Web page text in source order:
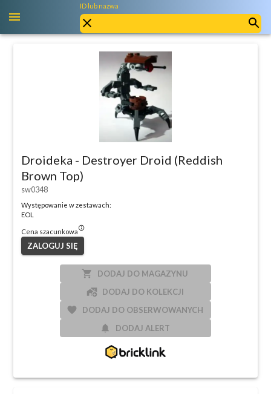
ID lub nazwa
Droideka - Destroyer Droid (Reddish
Brown Top)
sw0348
Występowanie w zestawach:
EOL
Cena szacunkowainfo_outlined
ZALOGUJ SIĘ
local_grocery_store DODAJ DO MAGAZYNU
add_home_work DODAJ DO KOLEKCJI
favorite DODAJ DO OBSERWOWANYCH
notifications DODAJ ALERT